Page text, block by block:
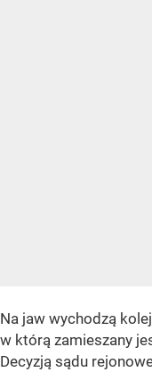
Na jaw wychodzą
w którą zamieszany
Decyzją sądu